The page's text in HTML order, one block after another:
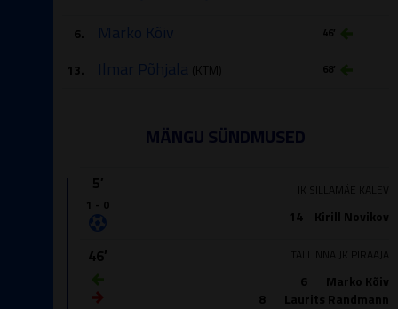
6. 46′
Marko Kõiv
13. 68′
Ilmar Põhjala (KTM)
MÄNGU SÜNDMUSED
5′
1 - 0
14 Kirill Novikov
JK SILLAMÄE KALEV
46′
6
Marko Kõiv
8
Laurits Randmann
TALLINNA JK PIRAAJA